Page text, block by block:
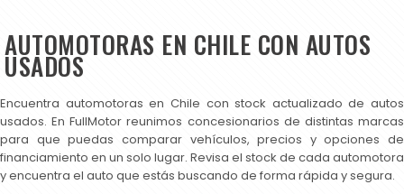
AUTOMOTORAS EN CHILE CON AUTOS
USADOS
Encuentra automotoras en Chile con stock actualizado de autos
usados. En FullMotor reunimos concesionarios de distintas marcas
para que puedas comparar vehículos, precios y opciones de
financiamiento en un solo lugar. Revisa el stock de cada automotora
y encuentra el auto que estás buscando de forma rápida y segura.